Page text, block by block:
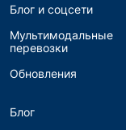
Блог и соцсети
Мультимодальные
перевозки
Обновления
Блог